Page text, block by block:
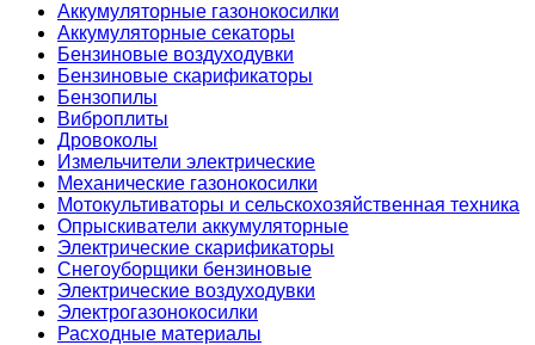
Аккумуляторные газонокосилки
Аккумуляторные секаторы
Бензиновые воздуходувки
Бензиновые скарификаторы
Бензопилы
Виброплиты
Дровоколы
Измельчители электрические
Механические газонокосилки
Мотокультиваторы и сельскохозяйственная техника
Опрыскиватели аккумуляторные
Электрические скарификаторы
Снегоуборщики бензиновые
Электрические воздуходувки
Электрогазонокосилки
Расходные материалы